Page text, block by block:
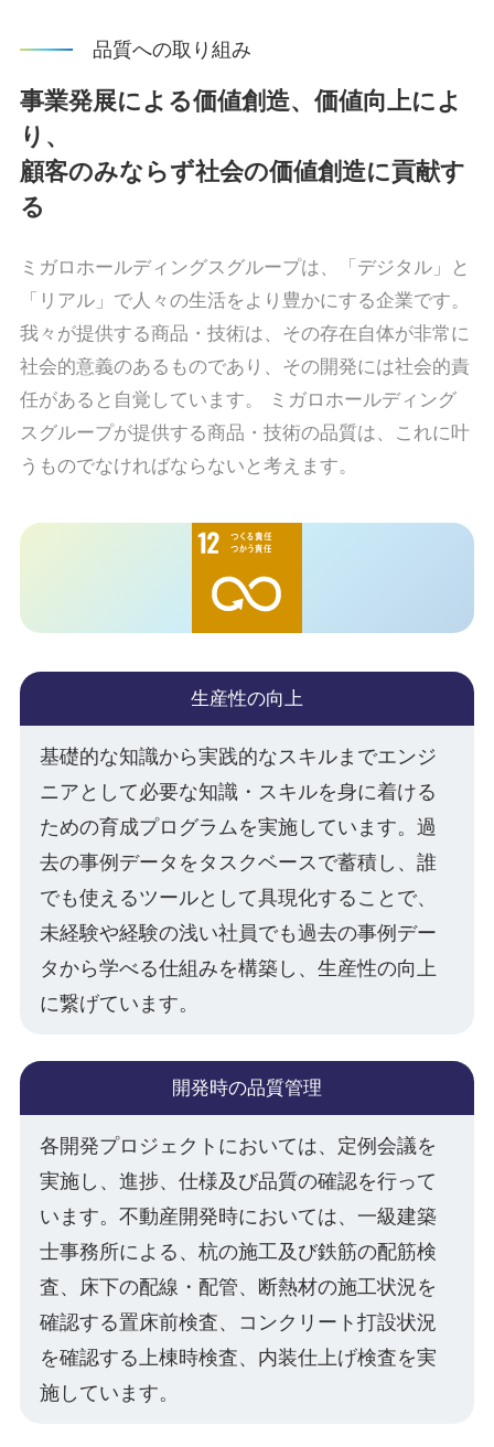
品質への取り組み
事業発展による価値創造、価値向上によ
り、
顧客のみならず社会の価値創造に貢献す
る
ミガロホールディングスグループは、「デジタル」と
「リアル」で人々の生活をより豊かにする企業です。
我々が提供する商品・技術は、その存在自体が非常に
社会的意義のあるものであり、その開発には社会的責
任があると自覚しています。 ミガロホールディング
スグループが提供する商品・技術の品質は、これに叶
うものでなければならないと考えます。
生産性の向上
基礎的な知識から実践的なスキルまでエンジ
ニアとして必要な知識・スキルを身に着ける
ための育成プログラムを実施しています。過
去の事例データをタスクベースで蓄積し、誰
でも使えるツールとして具現化することで、
未経験や経験の浅い社員でも過去の事例デー
タから学べる仕組みを構築し、生産性の向上
に繋げています。
開発時の品質管理
各開発プロジェクトにおいては、定例会議を
実施し、進捗、仕様及び品質の確認を行って
います。不動産開発時においては、一級建築
士事務所による、杭の施工及び鉄筋の配筋検
査、床下の配線・配管、断熱材の施工状況を
確認する置床前検査、コンクリート打設状況
を確認する上棟時検査、内装仕上げ検査を実
施しています。